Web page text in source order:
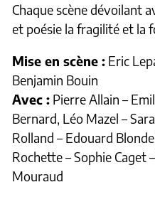
Chaque scène dévoilant
et poésie la fragilité et la
Mise en scène :Eric
Benjamin Bouin
Avec :Pierre Allain –
Bernard, Léo Mazel –
Rolland – Edouard
Rochette – Sophie Caget
Mouraud